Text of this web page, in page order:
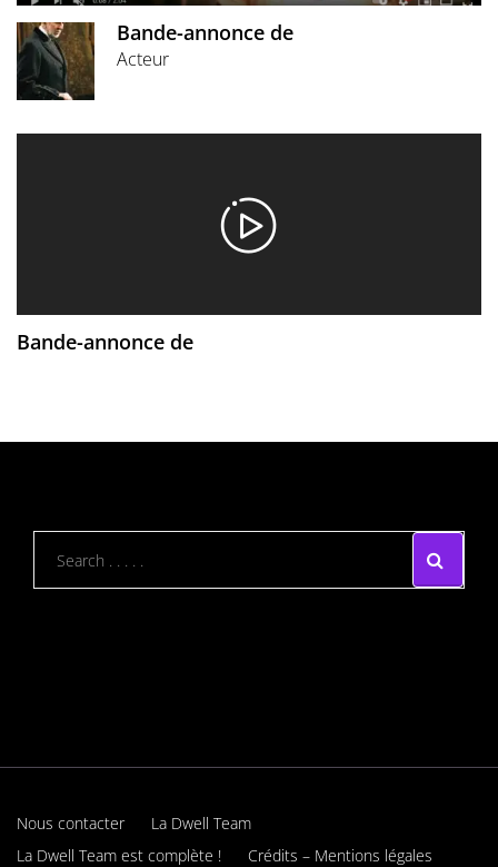
Bande-annonce de
Acteur
Bande-annonce de
Nous contacter
La Dwell Team
La Dwell Team est complète !
Crédits – Mentions légales